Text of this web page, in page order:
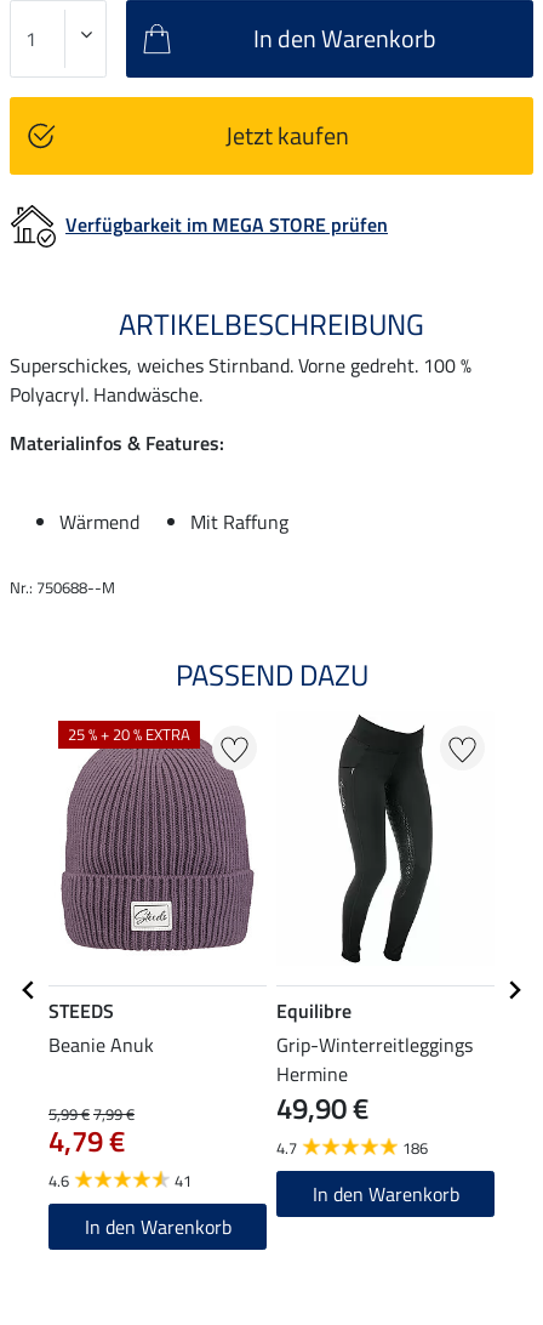
In den Warenkorb
Jetzt kaufen
Verfügbarkeit im MEGA STORE prüfen
ARTIKELBESCHREIBUNG
Superschickes, weiches Stirnband. Vorne gedreht. 100 %
Polyacryl. Handwäsche.
Materialinfos & Features:
Wärmend Mit Raffung
Nr.: 750688--M
PASSEND DAZU
25 % + 20 % EXTRA
STEEDS
Beanie Anuk
5,99 €7,99 €
4,79 €
4.6 41
In den Warenkorb
Equilibre
Grip-Winterreitleggings
Hermine
49,90 €
4.7 186
In den Warenkorb